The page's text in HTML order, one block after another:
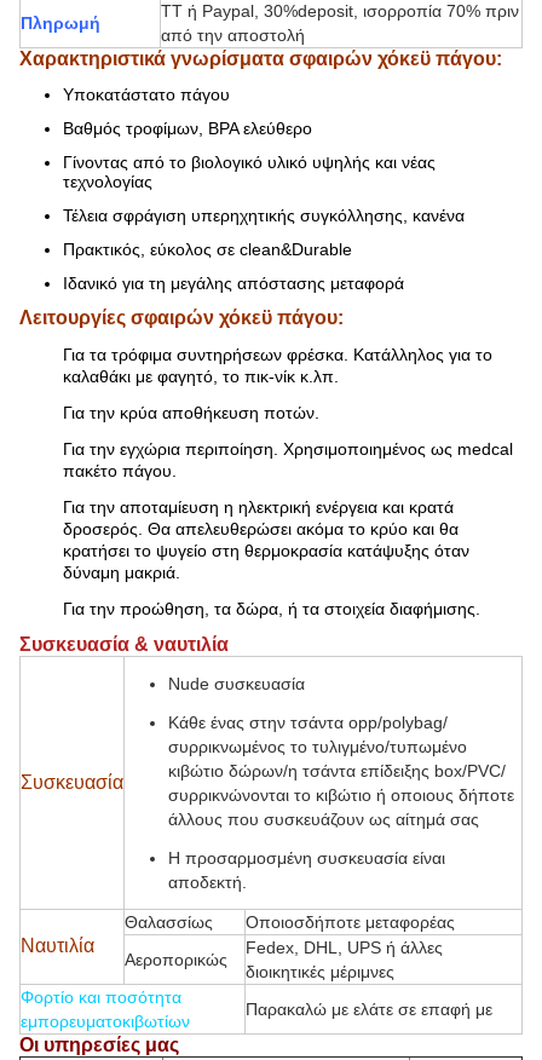
Πληρωμή
TT ή Paypal, 30%deposit, ισορροπία 70% πριν
από την αποστολή
Χαρακτηριστικά γνωρίσματα σφαιρών χόκεϋ πάγου:
Υποκατάστατο πάγου
Βαθμός τροφίμων, BPA ελεύθερο
Γίνοντας από το βιολογικό υλικό υψηλής και νέας
τεχνολογίας
Τέλεια σφράγιση υπερηχητικής συγκόλλησης, κανένα
Πρακτικός, εύκολος σε clean&Durable
Ιδανικό για τη μεγάλης απόστασης μεταφορά
Λειτουργίες σφαιρών χόκεϋ πάγου:
Για τα τρόφιμα συντηρήσεων φρέσκα. Κατάλληλος για το
καλαθάκι με φαγητό, το πικ-νίκ κ.λπ.
Για την κρύα αποθήκευση ποτών.
Για την εγχώρια περιποίηση. Χρησιμοποιημένος ως medcal
πακέτο πάγου.
Για την αποταμίευση η ηλεκτρική ενέργεια και κρατά
δροσερός. Θα απελευθερώσει ακόμα το κρύο και θα
κρατήσει το ψυγείο στη θερμοκρασία κατάψυξης όταν
δύναμη μακριά.
Για την προώθηση, τα δώρα, ή τα στοιχεία διαφήμισης.
Συσκευασία & ναυτιλία
Συσκευασία
Nude συσκευασία
Κάθε ένας στην τσάντα opp/polybag/
συρρικνωμένος το τυλιγμένο/τυπωμένο
κιβώτιο δώρων/η τσάντα επίδειξης box/PVC/
συρρικνώνονται το κιβώτιο ή οποιους δήποτε
άλλους που συσκευάζουν ως αίτημά σας
Η προσαρμοσμένη συσκευασία είναι
αποδεκτή.
Ναυτιλία
Θαλασσίως
Οποιοσδήποτε μεταφορέας
Αεροπορικώς
Fedex, DHL, UPS ή άλλες
διοικητικές μέριμνες
Φορτίο και ποσότητα
εμπορευματοκιβωτίων
Παρακαλώ με ελάτε σε επαφή με
Οι υπηρεσίες μας